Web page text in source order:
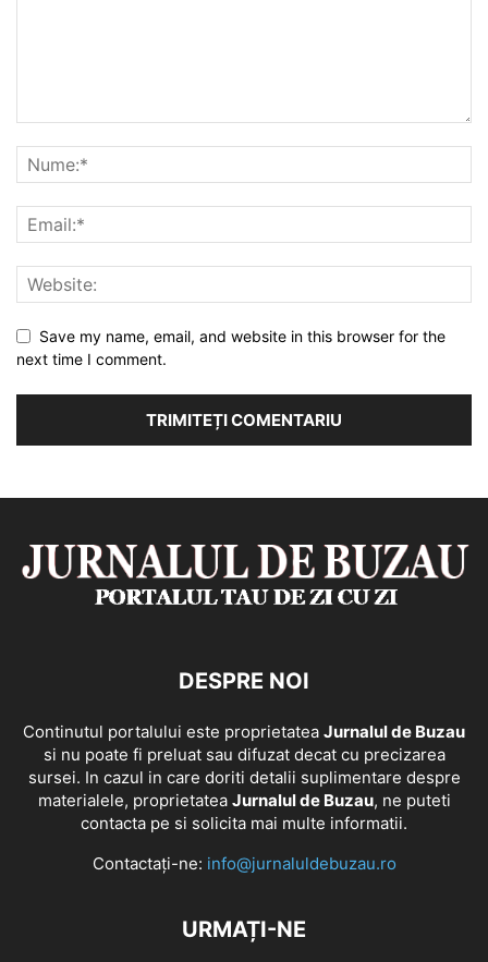
Save my name, email, and website in this browser for the
next time I comment.
DESPRE NOI
Continutul portalului este proprietatea Jurnalul de Buzau
si nu poate fi preluat sau difuzat decat cu precizarea
sursei. In cazul in care doriti detalii suplimentare despre
materialele, proprietatea Jurnalul de Buzau, ne puteti
contacta pe si solicita mai multe informatii.
Contactați-ne: info@jurnaluldebuzau.ro
URMAȚI-NE